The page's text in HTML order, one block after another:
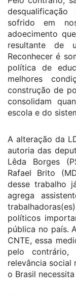
sofrido em
adoecimento
resultante de
Reconhecer é
política de
melhores
construção de
consolidam
escola e do
A alteração da
autoria das
Lêda Borges
Rafael Brito
desse trabalho
agrega
políticos
pública no país.
CNTE, essa
pelo
relevância social
o Brasil